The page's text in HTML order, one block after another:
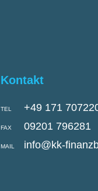
Kontakt
TEL +49 171
FAX 09201 796281
MAIL info@kk-